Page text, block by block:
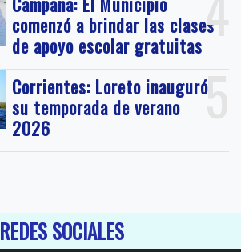
comenzó a brindar las clases
de apoyo escolar gratuitas
5
Corrientes: Loreto inauguró
su temporada de verano
2026
REDES SOCIALES